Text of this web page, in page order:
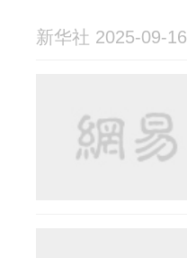
新华社 2025-09-16